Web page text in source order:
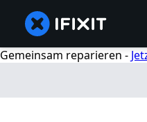
Gemeinsam reparieren -